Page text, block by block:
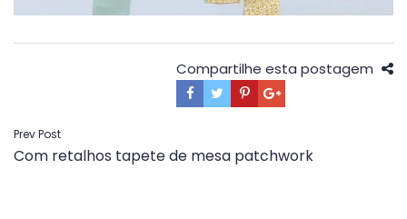
Compartilhe esta postagem
Navegação
de
Prev Post
Com retalhos tapete de mesa patchwork